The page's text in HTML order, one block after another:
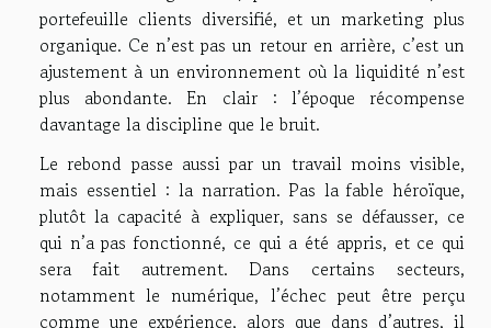
portefeuille clients diversifié, et un marketing plus
organique. Ce n’est pas un retour en arrière, c’est un
ajustement à un environnement où la liquidité n’est
plus abondante. En clair : l’époque récompense
davantage la discipline que le bruit.
Le rebond passe aussi par un travail moins visible,
mais essentiel : la narration. Pas la fable héroïque,
plutôt la capacité à expliquer, sans se défausser, ce
qui n’a pas fonctionné, ce qui a été appris, et ce qui
sera fait autrement. Dans certains secteurs,
notamment le numérique, l’échec peut être perçu
comme une expérience, alors que dans d’autres, il